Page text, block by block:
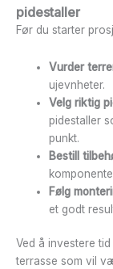
pidestaller
Før du starter
Vurder
ujevnheter.
Velg riktig
pidestaller
punkt.
Bestill
Følg
et godt
Ved å investere
terrasse som vil